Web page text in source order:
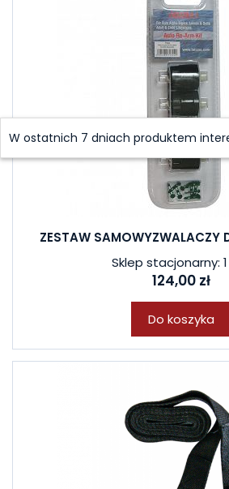
ZESTAW SAMOWYZWALACZY
Sklep stacjonarny:
124,00 zł
Do koszyka
W ostatnich 7 dniach produktem